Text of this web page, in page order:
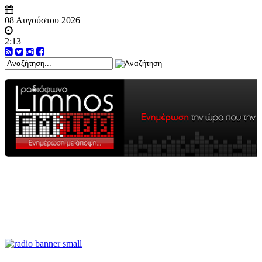
08 Αυγούστου 2026
2:13